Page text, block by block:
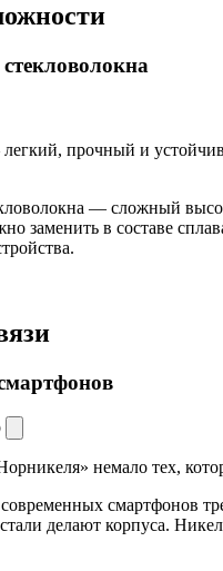
прочный и
— сложный
заменить в составе
немало тех,
смартфонов
делают корпуса.